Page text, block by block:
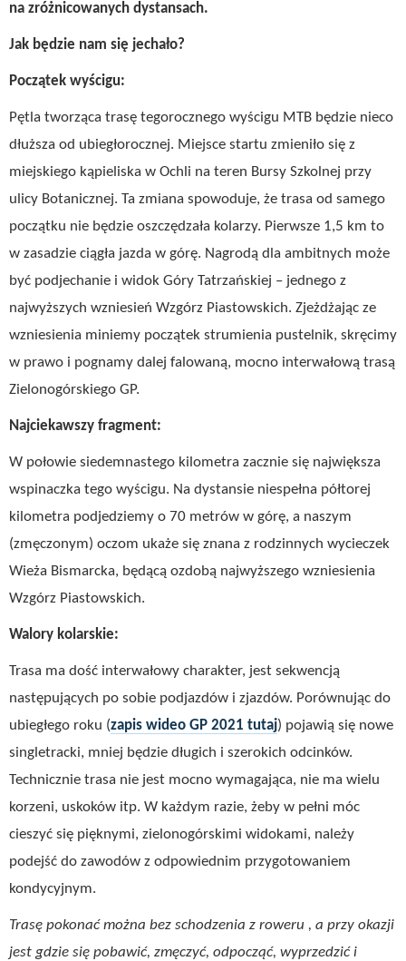
na zróżnicowanych dystansach.
Jak będzie nam się jechało?
Początek wyścigu:
Pętla tworząca trasę tegorocznego wyścigu MTB będzie nieco
dłuższa od ubiegłorocznej. Miejsce startu zmieniło się z
miejskiego kąpieliska w Ochli na teren Bursy Szkolnej przy
ulicy Botanicznej. Ta zmiana spowoduje, że trasa od samego
początku nie będzie oszczędzała kolarzy. Pierwsze 1,5 km to
w zasadzie ciągła jazda w górę. Nagrodą dla ambitnych może
być podjechanie i widok Góry Tatrzańskiej – jednego z
najwyższych wzniesień Wzgórz Piastowskich. Zjeżdżając ze
wzniesienia miniemy początek strumienia pustelnik, skręcimy
w prawo i pognamy dalej falowaną, mocno interwałową trasą
Zielonogórskiego GP.
Najciekawszy fragment:
W połowie siedemnastego kilometra zacznie się największa
wspinaczka tego wyścigu. Na dystansie niespełna półtorej
kilometra podjedziemy o 70 metrów w górę, a naszym
(zmęczonym) oczom ukaże się znana z rodzinnych wycieczek
Wieża Bismarcka, będącą ozdobą najwyższego wzniesienia
Wzgórz Piastowskich.
Walory kolarskie:
Trasa ma dość interwałowy charakter, jest sekwencją
następujących po sobie podjazdów i zjazdów. Porównując do
ubiegłego roku (zapis wideo GP 2021 tutaj) pojawią się nowe
singletracki, mniej będzie długich i szerokich odcinków.
Technicznie trasa nie jest mocno wymagająca, nie ma wielu
korzeni, uskoków itp. W każdym razie, żeby w pełni móc
cieszyć się pięknymi, zielonogórskimi widokami, należy
podejść do zawodów z odpowiednim przygotowaniem
kondycyjnym.
Trasę pokonać można bez schodzenia z roweru , a przy okazji
jest gdzie się pobawić, zmęczyć, odpocząć, wyprzedzić i